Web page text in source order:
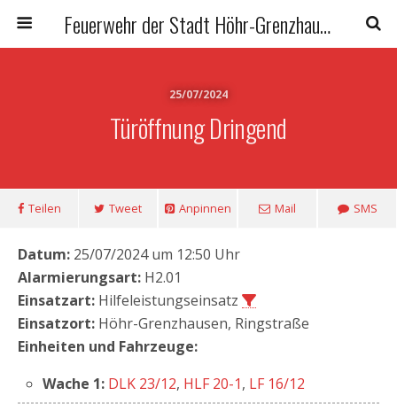
Feuerwehr der Stadt Höhr-Grenzhausen
25/07/2024
Türöffnung Dringend
Teilen Tweet Anpinnen Mail SMS
Datum: 25/07/2024 um 12:50 Uhr
Alarmierungsart: H2.01
Einsatzart: Hilfeleistungseinsatz
Einsatzort: Höhr-Grenzhausen, Ringstraße
Einheiten und Fahrzeuge:
Wache 1: DLK 23/12, HLF 20-1, LF 16/12